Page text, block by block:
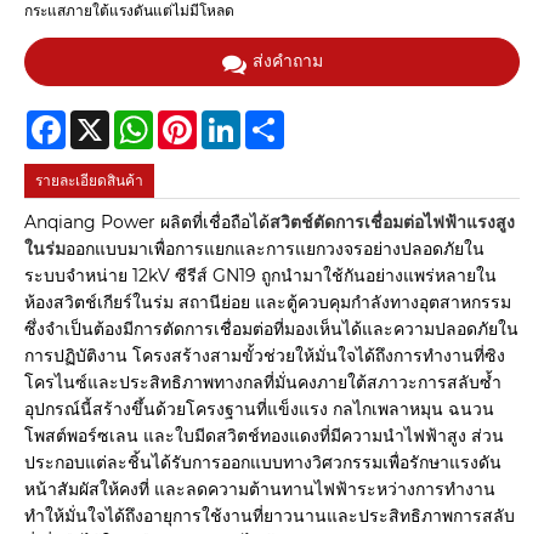
กระแสภายใต้แรงดันแต่ไม่มีโหลด
ส่งคำถาม
Facebook
X WhatsAppPinterestLinkedIn
รายละเอียดสินค้า
Anqiang Power ผลิตที่เชื่อถือได้สวิตช์ตัดการเชื่อมต่อไฟฟ้าแรงสูง
ในร่มออกแบบมาเพื่อการแยกและการแยกวงจรอย่างปลอดภัยใน
ระบบจำหน่าย 12kV ซีรีส์ GN19 ถูกนำมาใช้กันอย่างแพร่หลายใน
ห้องสวิตช์เกียร์ในร่ม สถานีย่อย และตู้ควบคุมกำลังทางอุตสาหกรรม
ซึ่งจำเป็นต้องมีการตัดการเชื่อมต่อที่มองเห็นได้และความปลอดภัยใน
การปฏิบัติงาน โครงสร้างสามขั้วช่วยให้มั่นใจได้ถึงการทำงานที่ซิง
โครไนซ์และประสิทธิภาพทางกลที่มั่นคงภายใต้สภาวะการสลับซ้ำ
อุปกรณ์นี้สร้างขึ้นด้วยโครงฐานที่แข็งแรง กลไกเพลาหมุน ฉนวน
โพสต์พอร์ซเลน และใบมีดสวิตช์ทองแดงที่มีความนำไฟฟ้าสูง ส่วน
ประกอบแต่ละชิ้นได้รับการออกแบบทางวิศวกรรมเพื่อรักษาแรงดัน
หน้าสัมผัสให้คงที่ และลดความต้านทานไฟฟ้าระหว่างการทำงาน
ทำให้มั่นใจได้ถึงอายุการใช้งานที่ยาวนานและประสิทธิภาพการสลับ